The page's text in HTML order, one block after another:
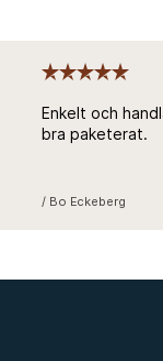
Enkelt och
bra paketerat.
/ Bo Eckeberg